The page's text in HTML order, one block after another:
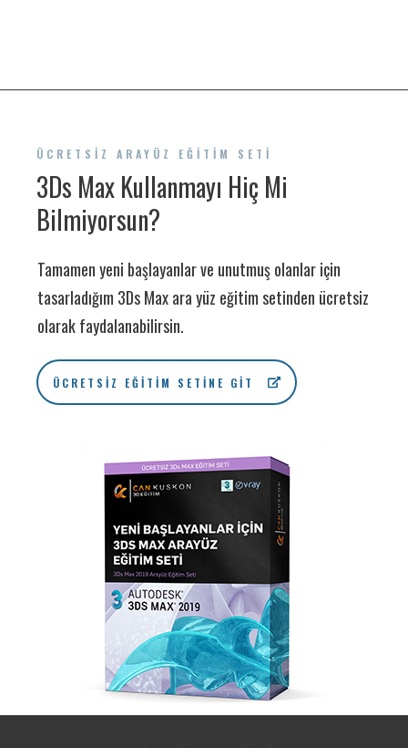
ÜCRETSİZ ARAYÜZ EĞITIM SETI
3Ds Max Kullanmayı Hiç Mi
Bilmiyorsun?
Tamamen yeni başlayanlar ve unutmuş olanlar için
tasarladığım 3Ds Max ara yüz eğitim setinden ücretsiz
olarak faydalanabilirsin.
ÜCRETSIZ EĞITIM SETINE GIT